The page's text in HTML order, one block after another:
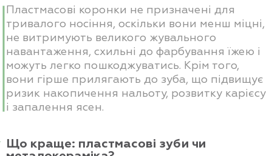
Пластмасові коронки не призначені для
тривалого носіння, оскільки вони менш міцні,
не витримують великого жувального
навантаження, схильні до фарбування їжею і
можуть легко пошкоджуватись. Крім того,
вони гірше прилягають до зуба, що підвищує
ризик накопичення нальоту, розвитку карієсу
і запалення ясен.
Що краще: пластмасові зуби чи